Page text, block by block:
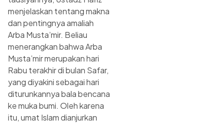
menjelaskan tentang makna
dan pentingnya amaliah
Arba Musta’mir. Beliau
menerangkan bahwa Arba
Musta’mir merupakan hari
Rabu terakhir di bulan Safar,
yang diyakini sebagai hari
diturunkannya bala bencana
ke muka bumi. Oleh karena
itu, umat Islam dianjurkan